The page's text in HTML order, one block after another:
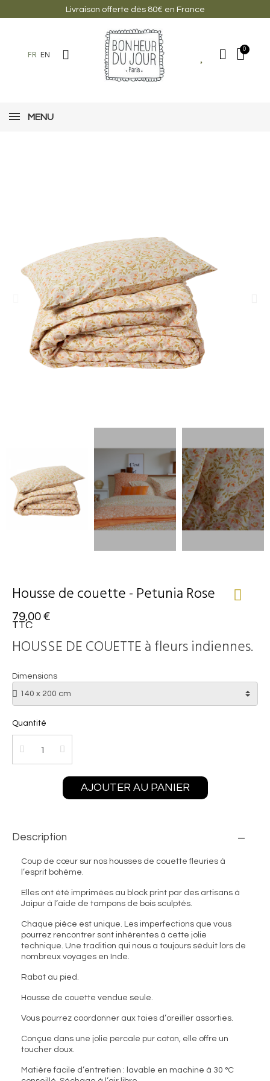
Livraison offerte dès 80€ en France
FR EN
MENU
Housse de couette - Petunia Rose
79,00 €
TTC
HOUSSE DE COUETTE à fleurs indiennes.
Dimensions
Quantité
AJOUTER AU PANIER
Description
Coup de cœur sur nos housses de couette fleuries à
l’esprit bohème.
Elles ont été imprimées au block print par des artisans à
Jaipur à l’aide de tampons de bois sculptés.
Chaque pièce est unique. Les imperfections que vous
pourrez rencontrer sont inhérentes à cette jolie
technique. Une tradition qui nous a toujours séduit lors de
nombreux voyages en Inde.
Rabat au pied.
Housse de couette vendue seule.
Vous pourrez coordonner aux taies d’oreiller assorties.
Conçue dans une jolie percale pur coton, elle offre un
toucher doux.
Matière facile d’entretien : lavable en machine à 30 °C